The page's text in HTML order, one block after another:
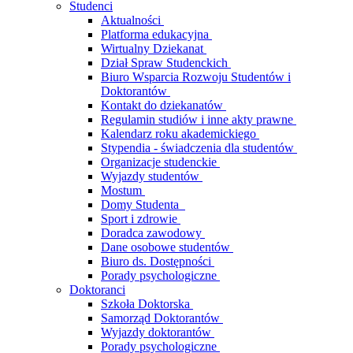
Studenci
Aktualności
Platforma edukacyjna
Wirtualny Dziekanat
Dział Spraw Studenckich
Biuro Wsparcia Rozwoju Studentów i
Doktorantów
Kontakt do dziekanatów
Regulamin studiów i inne akty prawne
Kalendarz roku akademickiego
Stypendia - świadczenia dla studentów
Organizacje studenckie
Wyjazdy studentów
Mostum
Domy Studenta
Sport i zdrowie
Doradca zawodowy
Dane osobowe studentów
Biuro ds. Dostępności
Porady psychologiczne
Doktoranci
Szkoła Doktorska
Samorząd Doktorantów
Wyjazdy doktorantów
Porady psychologiczne